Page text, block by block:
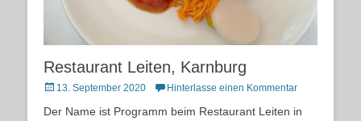
Restaurant Leiten, Karnburg
Posted
13. September 2020 Hinterlasse einen Kommentar
Der Name ist Programm beim Restaurant Leiten in